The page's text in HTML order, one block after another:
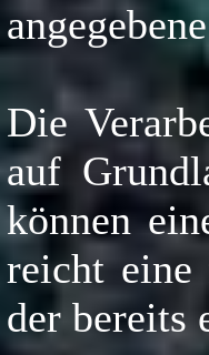
Die
auf
können
reicht
der bereits